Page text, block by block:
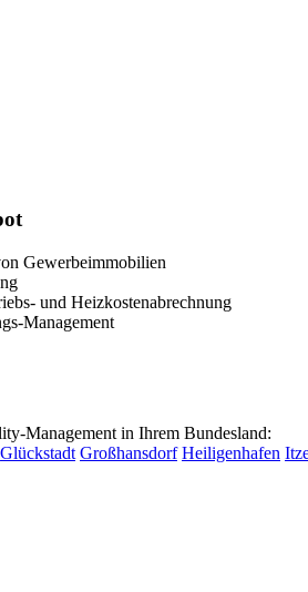
Gewerbeimmobilien
und Heizkostenabrechnung
Management
Management in Ihrem Bundesland:
Glückstadt Großhansdorf Heiligenhafen